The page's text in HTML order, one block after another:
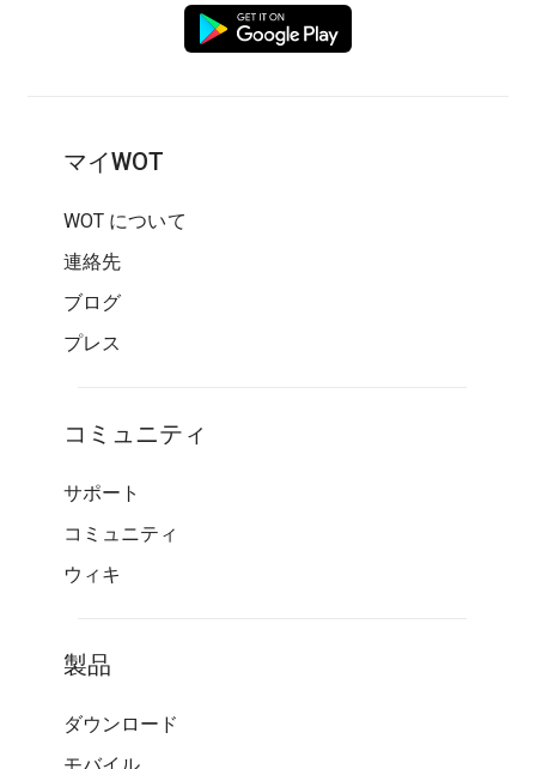
マイWOT
WOT について
連絡先
ブログ
プレス
コミュニティ
サポート
コミュニティ
ウィキ
製品
ダウンロード